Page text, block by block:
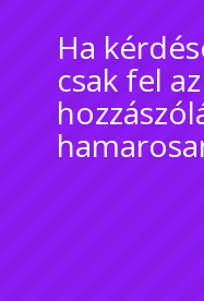
Ha
csak fel